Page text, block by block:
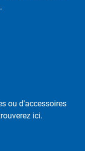
ou d'accessoires
ici.